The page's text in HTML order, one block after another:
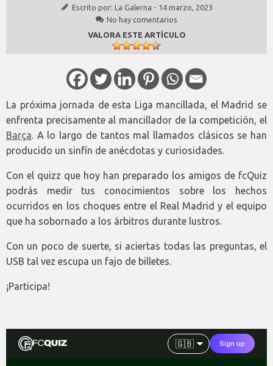
Escrito por: La Galerna - 14 marzo, 2023
No hay comentarios
VALORA ESTE ARTÍCULO
La próxima jornada de esta Liga mancillada, el Madrid se
enfrenta precisamente al mancillador de la competición, el
Barça. A lo largo de tantos mal llamados clásicos se han
producido un sinfín de anécdotas y curiosidades.
Con el quizz que hoy han preparado los amigos de fcQuiz
podrás medir tus conocimientos sobre los hechos
ocurridos en los choques entre el Real Madrid y el equipo
que ha sobornado a los árbitros durante lustros.
Con un poco de suerte, si aciertas todas las preguntas, el
USB tal vez escupa un fajo de billetes.
¡Participa!